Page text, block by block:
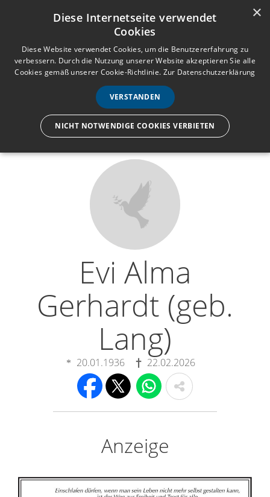
Anmelden Registrieren
e
n
ü
Wir lassen nur die Hand los,
Evi Alma
Gerhardt (geb.
Lang)
20.01.1936 22.02.2026
Anzeige
×
Diese Internetseite verwendet
Cookies
Diese Website verwendet Cookies, um die Benutzererfahrung zu
verbessern. Durch die Nutzung unserer Website akzeptieren Sie alle
Cookies gemäß unserer Cookie-Richtlinie. Zur Datenschutzerklärung
VERSTANDEN
NICHT NOTWENDIGE COOKIES VERBIETEN